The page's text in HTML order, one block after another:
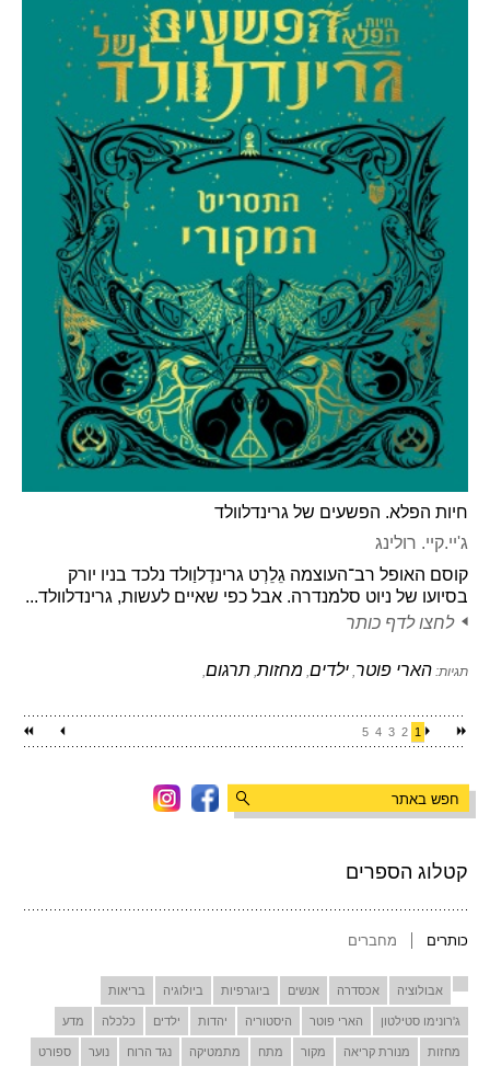
קטלוג הספרים
כותרים מחברים
אבולוציה אכסדרה אנשים ביוגרפיות ביולוגיה בריאות
ג'רונימו סטילטון הארי פוטר היסטוריה יהדות ילדים כלכלה מדע
מחזות מנורת קריאה מקור מתח מתמטיקה נגד הרוח נוער ספורט
חיות הפלא. הפשעים של גרינדלוולד
ג'יי.קיי. רולינג
קוסם האופל רב־העוצמה גֵלֵרְט גרינדֶלוַולד נלכד בניו יורק
בסיועו של ניוט סלמנדרה. אבל כפי שאיים לעשות, גרינדלוולד...
לחצו לדף כותר
תגיות: הארי פוטר, ילדים, מחזות, תרגום,
1
2
3
4
5